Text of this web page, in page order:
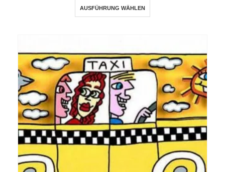
AUSFÜHRUNG WÄHLEN
auf.
Die
Optionen
können
auf
der
Produktseite
gewählt
werden